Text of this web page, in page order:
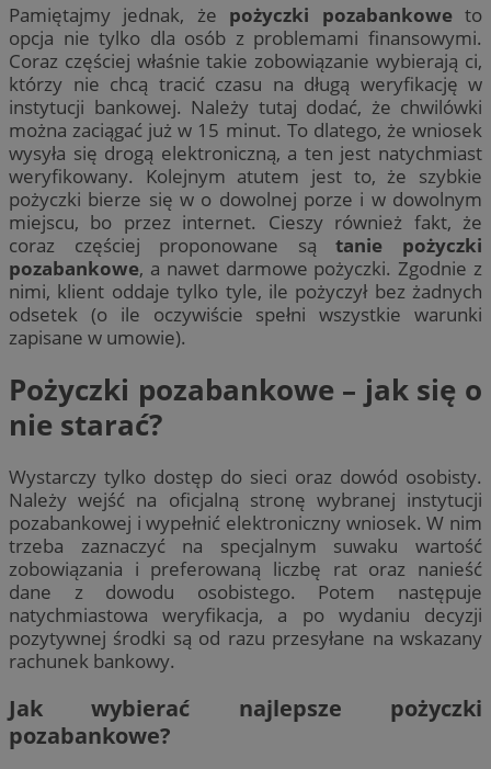
Pamiętajmy jednak, że pożyczki pozabankoweto
opcja nie tylko dla osób z problemami finansowymi.
Coraz częściej właśnie takie zobowiązanie wybierają ci,
którzy nie chcą tracić czasu na długą weryfikację w
instytucji bankowej. Należy tutaj dodać, że chwilówki
można zaciągać już w 15 minut. To dlatego, że wniosek
wysyła się drogą elektroniczną, a ten jest natychmiast
weryfikowany. Kolejnym atutem jest to, że szybkie
pożyczki bierze się w o dowolnej porze i w dowolnym
miejscu, bo przez internet. Cieszy również fakt, że
coraz częściej proponowane sątanie pożyczki
pozabankowe, a nawet darmowe pożyczki. Zgodnie z
nimi, klient oddaje tylko tyle, ile pożyczył bez żadnych
odsetek (o ile oczywiście spełni wszystkie warunki
zapisane w umowie).
Pożyczki pozabankowe– jak się o
nie starać?
Wystarczy tylko dostęp do sieci oraz dowód osobisty.
Należy wejść na oficjalną stronę wybranej instytucji
pozabankowej i wypełnić elektroniczny wniosek. W nim
trzeba zaznaczyć na specjalnym suwaku wartość
zobowiązania i preferowaną liczbę rat oraz nanieść
dane z dowodu osobistego. Potem następuje
natychmiastowa weryfikacja, a po wydaniu decyzji
pozytywnej środki są od razu przesyłane na wskazany
rachunek bankowy.
Jak wybierać najlepsze pożyczki
pozabankowe?